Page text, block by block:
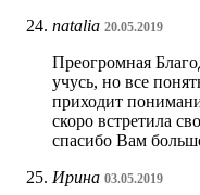
natalia 20.05.2019
Преогромная
учусь, но все
приходит
скоро встретила
спасибо Вам
Ирина 03.05.2019